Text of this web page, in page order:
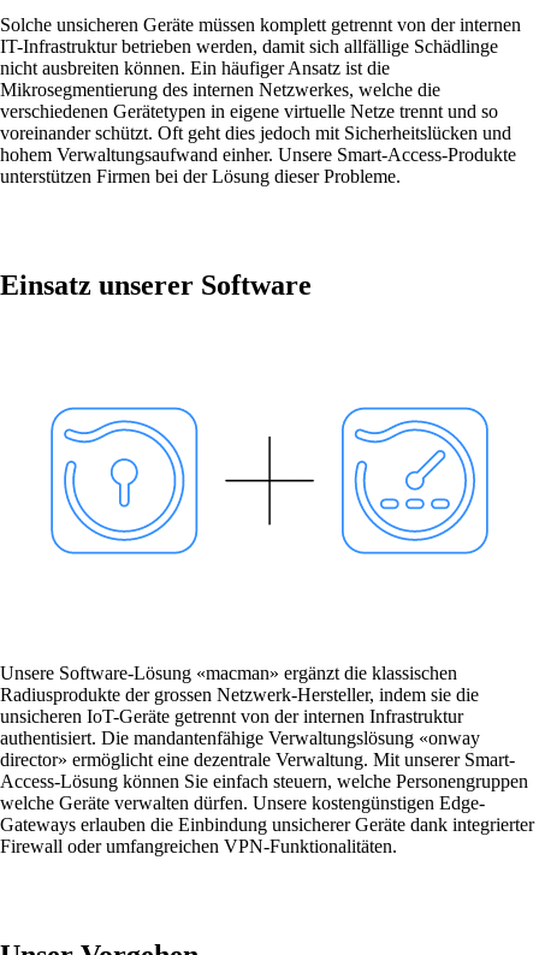
Services/Netzwerk
Network Engineering
Netzwerke strategisch denken, sicher betreiben
Helpdesk & Network Operation Centers
(NOC)
Massgeschneiderte und modulare
Dienstleistungspakete, um Ihre ICT-
Infrastruktur optimal zu betreuen.
Auch interessant:
Cisco-Produkteinkauf
Ruckus-Produkteinkauf
Weitere Produkteinkäufe
Solche unsicheren Geräte müssen komplett getrennt von der internen
IT-Infrastruktur betrieben werden, damit sich allfällige Schädlinge
nicht ausbreiten können. Ein häufiger Ansatz ist die
Mikrosegmentierung des internen Netzwerkes, welche die
verschiedenen Gerätetypen in eigene virtuelle Netze trennt und so
voreinander schützt. Oft geht dies jedoch mit Sicherheitslücken und
hohem Verwaltungsaufwand einher. Unsere Smart-Access-Produkte
unterstützen Firmen bei der Lösung dieser Probleme.
Einsatz unserer Software
Unsere Software-Lösung «macman» ergänzt die klassischen
Radiusprodukte der grossen Netzwerk-Hersteller, indem sie die
unsicheren IoT-Geräte getrennt von der internen Infrastruktur
authentisiert. Die mandantenfähige Verwaltungslösung «onway
director» ermöglicht eine dezentrale Verwaltung. Mit unserer Smart-
Access-Lösung können Sie einfach steuern, welche Personengruppen
welche Geräte verwalten dürfen. Unsere kostengünstigen Edge-
Gateways erlauben die Einbindung unsicherer Geräte dank integrierter
Firewall oder umfangreichen VPN-Funktionalitäten.